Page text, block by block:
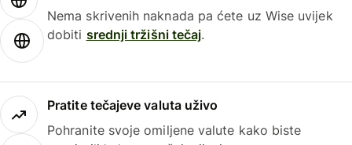
Nema skrivenih naknada pa ćete uz Wise uvijek
dobiti srednji tržišni tečaj.
Pratite tečajeve valuta uživo
Pohranite svoje omiljene valute kako biste